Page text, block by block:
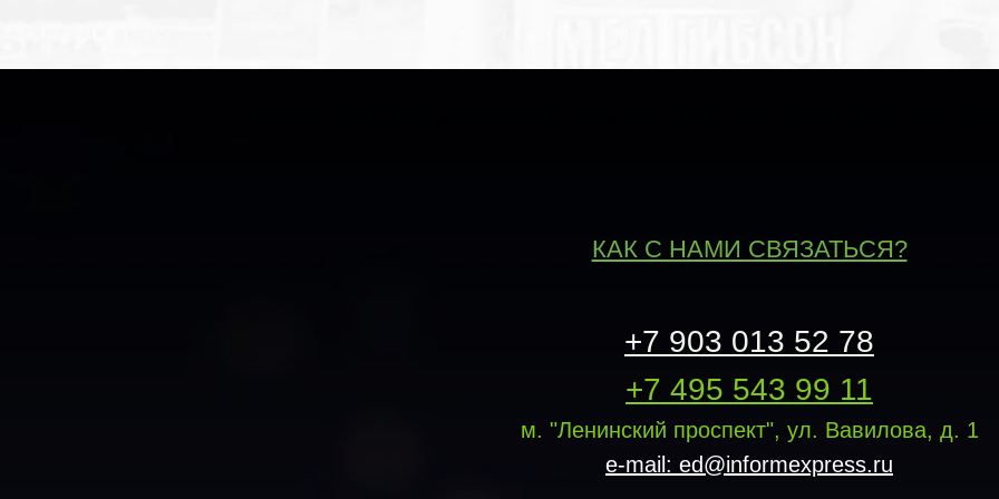
КАК С НАМИ СВЯЗАТЬСЯ?
+7 903 013 52 78
+7 495 543 99 11
м. "Ленинский проспект", ул. Вавилова, д. 1
e-mail: ed@informexpress.ru